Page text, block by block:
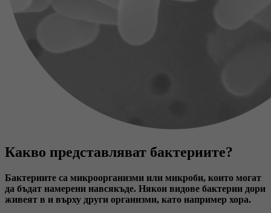
Какво представляват бактериите?
Бактериите са микроорганизми или микроби, които могат
да бъдат намерени навсякъде. Някои видове бактерии дори
живеят в и върху други организми, като например хора.